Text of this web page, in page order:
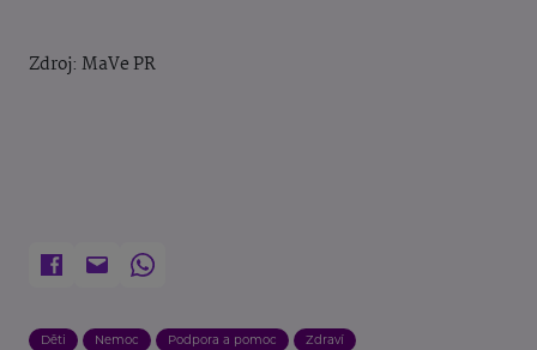
Zdroj: MaVe PR
Děti Nemoc Podpora a pomoc Zdraví